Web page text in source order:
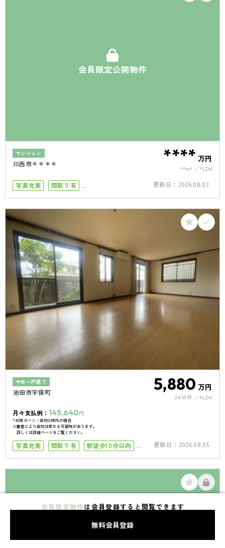
会員限定公開物件
マンション
川西市＊＊＊＊ **** 万円
**m² *LDK
写真充実
間取り有
4LDK以上
更新日： 2026.08.03
中古一戸建て
池田市宇保町 5,880 万円
34.07坪 4LDK
月々支払例： 145,640円
*40年ローン / 金利0.890%の場合
※審査により金利は変わる可能性があります。
詳しくは詳細ページをご覧ください。
写真充実 間取り有
駅徒歩10分以内
更新日： 2026.08.05
会員限定物件は会員登録すると閲覧できます
無料会員登録